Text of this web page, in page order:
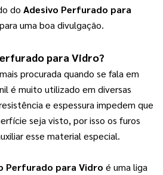
do Adesivo Perfurado para
uma boa divulgação.
para Vidro?
procurada quando se fala em
é muito utilizado em diversas
e espessura impedem que
seja visto, por isso os furos
esse material especial.
Perfurado para Vidro é uma liga